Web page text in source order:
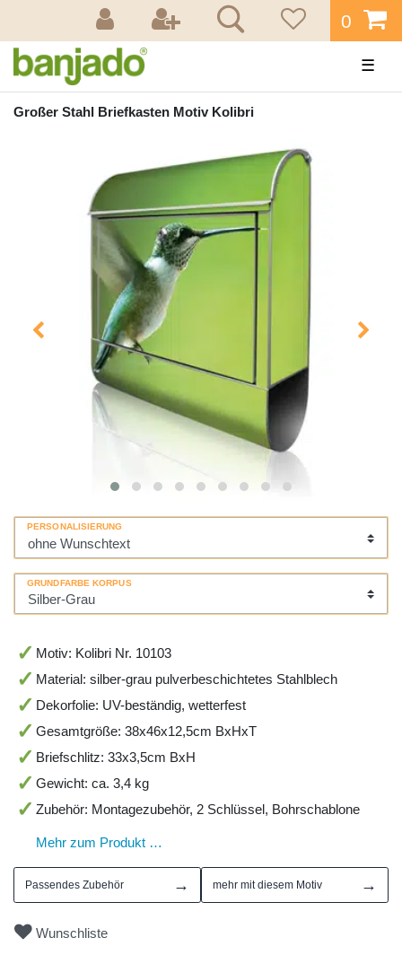
0
☰
Großer Stahl Briefkasten Motiv Kolibri
PERSONALISIERUNG
GRUNDFARBE KORPUS
Motiv: Kolibri Nr. 10103
Material: silber-grau pulverbeschichtetes Stahlblech
Dekorfolie: UV-beständig, wetterfest
Gesamtgröße: 38x46x12,5cm BxHxT
Briefschlitz: 33x3,5cm BxH
Gewicht: ca. 3,4 kg
Zubehör: Montagezubehör, 2 Schlüssel, Bohrschablone
Mehr zum Produkt …
Passendes Zubehör → mehr mit diesem Motiv →
Wunschliste